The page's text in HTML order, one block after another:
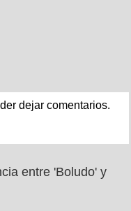
dejar comentarios.
entre 'Boludo' y